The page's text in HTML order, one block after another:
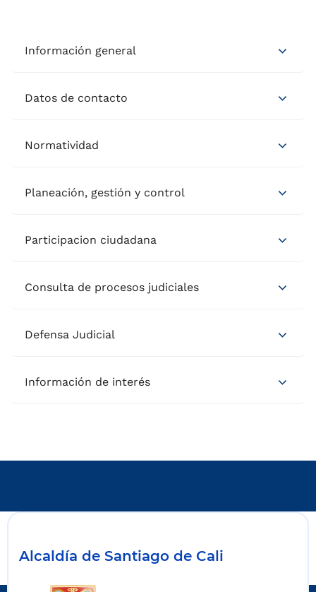
Información general
Datos de contacto
Normatividad
Planeación, gestión y control
Participacion ciudadana
Consulta de procesos judiciales
Defensa Judicial
Información de interés
Alcaldía de Santiago de Cali